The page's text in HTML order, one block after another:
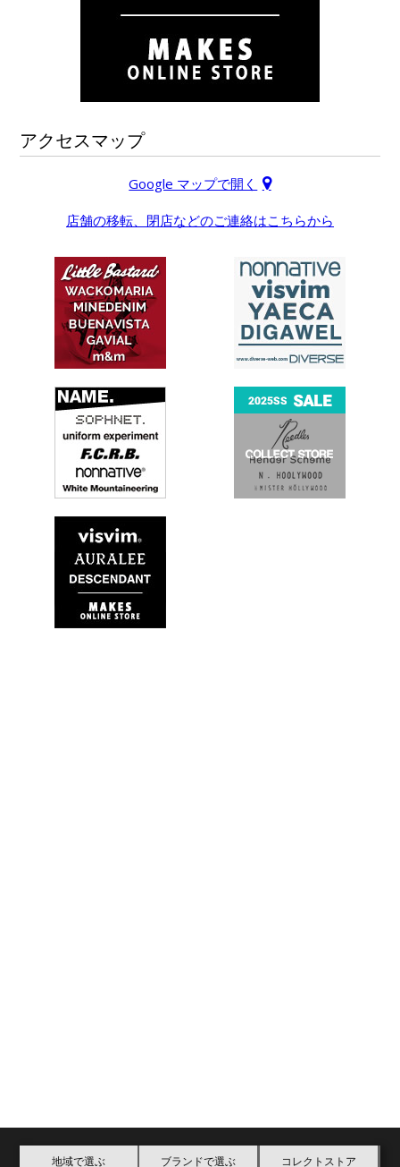
アクセスマップ
Google マップで開く
店舗の移転、閉店などのご連絡はこちらから
地域で選ぶ ブランドで選ぶ コレクトストア